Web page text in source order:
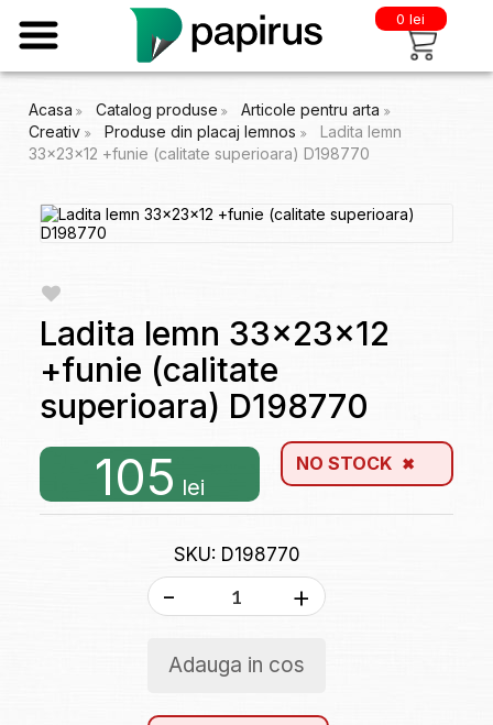
0 lei
Acasa Catalog produse
Articole pentru arta
Creativ
Produse din placaj lemnos
Ladita lemn
33x23x12 +funie (calitate superioara) D198770
Ladita lemn 33x23x12
+funie (calitate
superioara) D198770
105 lei
NO STOCK
SKU: D198770
- +
Adauga in cos